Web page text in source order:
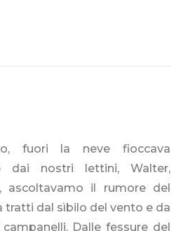
fuori la neve fioccava
dai nostri lettini, Walter,
ascoltavamo il rumore del
tratti dal sìbilo del vento e da
Dalle fessure del